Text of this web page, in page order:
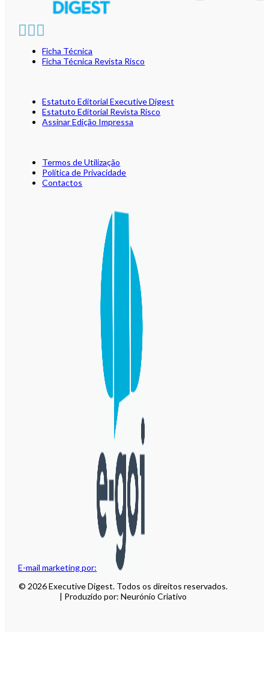
E-mail marketing por:
Ficha Técnica
Ficha Técnica Revista Risco
Estatuto Editorial Executive Digest
Estatuto Editorial Revista Risco
Assinar Edição Impressa
Termos de Utilização
Política de Privacidade
Contactos
© 2026 Executive Digest. Todos os direitos reservados.
| Produzido por: Neurónio Criativo